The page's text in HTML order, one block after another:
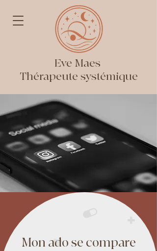
Eve Maes
Thérapeute systémique
Mon ado se compare